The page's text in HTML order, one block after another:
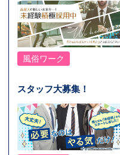
風俗ワーク
スタッフ大募集！